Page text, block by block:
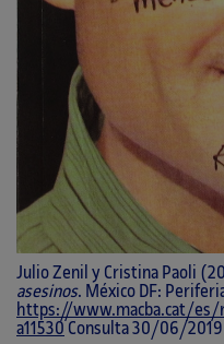
Julio Zenil y Cristina Paoli
asesinos. México DF:
https://www.macba.cat/es/
a11530 Consulta 30/06/2019